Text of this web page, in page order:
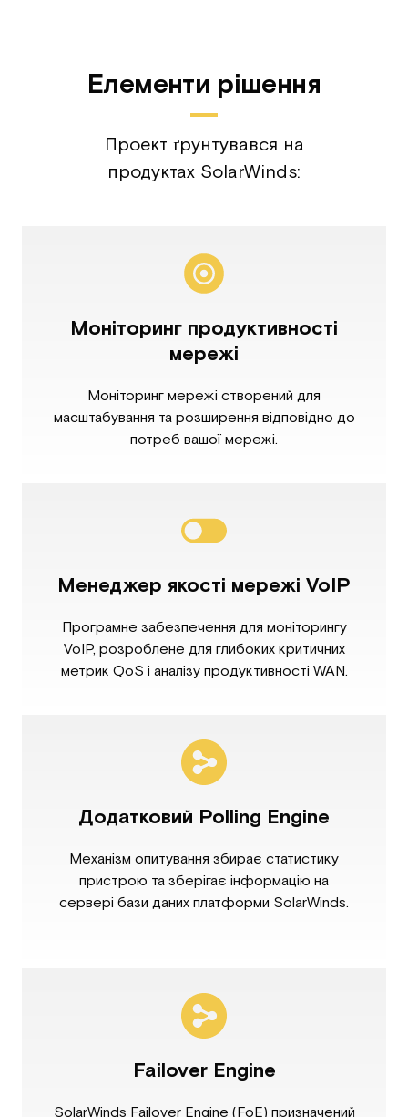
Елементи рішення
Проект ґрунтувався на
продуктах SolarWinds:
Моніторинг продуктивності
мережі
Моніторинг мережі створений для
масштабування та розширення відповідно до
потреб вашої мережі.
Менеджер якості мережі VoIP
Програмне забезпечення для моніторингу
VoIP, розроблене для глибоких критичних
метрик QoS і аналізу продуктивності WAN.
Додатковий Polling Engine
Механізм опитування збирає статистику
пристрою та зберігає інформацію на
сервері бази даних платформи SolarWinds.
Failover Engine
SolarWinds Failover Engine (FoE) призначений